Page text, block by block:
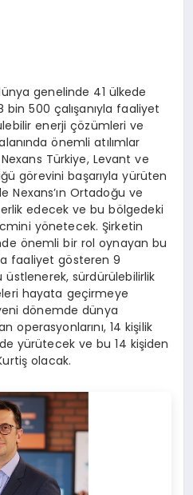
genelinde 41 ülkede
500 çalışanıyla faaliyet
enerji çözümleri ve
önemli atılımlar
Türkiye, Levant ve
görevini başarıyla yürüten
Nexans’ın Ortadoğu ve
edecek ve bu bölgedeki
yönetecek. Şirketin
önemli bir rol oynayan bu
faaliyet gösteren 9
sürdürülebilirlik
hayata geçirmeye
dönemde dünya
operasyonlarını, 14 kişilik
yürütecek ve bu 14 kişiden
olacak.